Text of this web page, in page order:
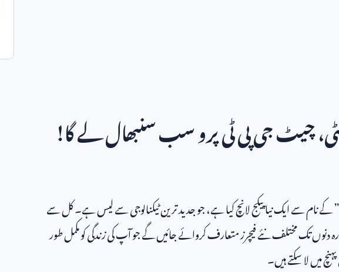
چیٹ جی پی ٹی پرو سب سنبھال لے گا!
سے ایک نیا پیکج لانچ کیا ہے، جو جدید ترین ٹیکنالوجی سے لیس ہے۔ کل سے
دنوں تک مختلف نئے فیچرز متعارف کروائے جائیں گے جو آپ کی زندگی کو مکمل طور
میں لا سکتے ہیں۔